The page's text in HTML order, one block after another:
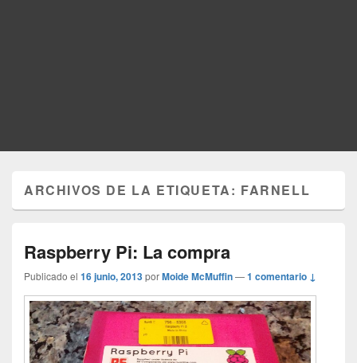
ARCHIVOS DE LA ETIQUETA: FARNELL
Raspberry Pi: La compra
Publicado el 16 junio, 2013porMoide McMuffin—1 comentario ↓